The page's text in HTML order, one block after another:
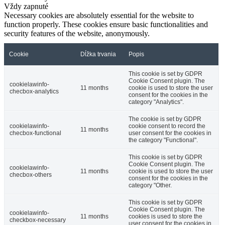
Vždy zapnuté
Necessary cookies are absolutely essential for the website to
function properly. These cookies ensure basic functionalities and
security features of the website, anonymously.
Cookie Dĺžka trvania Popis
cookielawinfo-
checbox-analytics
11 months
This cookie is set by GDPR
Cookie Consent plugin. The
cookie is used to store the user
consent for the cookies in the
category "Analytics".
cookielawinfo-
checbox-functional
11 months
The cookie is set by GDPR
cookie consent to record the
user consent for the cookies in
the category "Functional".
cookielawinfo-
checbox-others
11 months
This cookie is set by GDPR
Cookie Consent plugin. The
cookie is used to store the user
consent for the cookies in the
category "Other.
cookielawinfo-
checkbox-necessary
11 months
This cookie is set by GDPR
Cookie Consent plugin. The
cookies is used to store the
user consent for the cookies in